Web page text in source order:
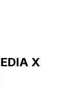
X